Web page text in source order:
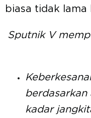
biasa tidak lama
Sputnik V
berdasarkan
kadar